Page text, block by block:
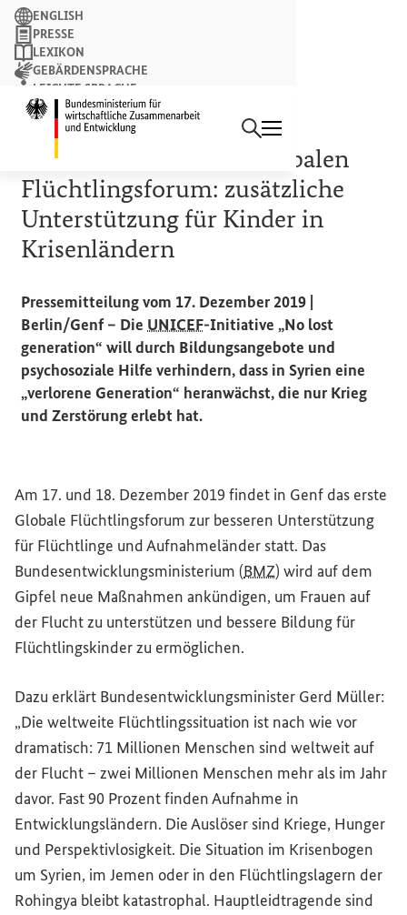
Suchbegriff
Suchen
ENGLISH
PRESSE
LEXIKON
GEBÄRDENSPRACHE
LEICHTE SPRACHE
NEWSLETTER
PERSPEKTIVEN SCHAFFEN
Minister Müller zum Globalen
Flüchtlingsforum: zusätzliche
Unterstützung für Kinder in
Krisenländern
Pressemitteilung vom 17. Dezember 2019 |
Berlin/Genf – Die UNICEF-Initiative „No lost
generation“ will durch Bildungsangebote und
psychosoziale Hilfe verhindern, dass in Syrien eine
„verlorene Generation“ heranwächst, die nur Krieg
und Zerstörung erlebt hat.
Am 17. und 18. Dezember 2019 findet in Genf das erste
Globale Flüchtlingsforum zur besseren Unterstützung
für Flüchtlinge und Aufnahmeländer statt. Das
Bundesentwicklungsministerium (BMZ) wird auf dem
Gipfel neue Maßnahmen ankündigen, um Frauen auf
der Flucht zu unterstützen und bessere Bildung für
Flüchtlingskinder zu ermöglichen.
Dazu erklärt Bundesentwicklungsminister Gerd Müller:
„Die weltweite Flüchtlingssituation ist nach wie vor
dramatisch: 71 Millionen Menschen sind weltweit auf
der Flucht – zwei Millionen Menschen mehr als im Jahr
davor. Fast 90 Prozent finden Aufnahme in
Entwicklungsländern. Die Auslöser sind Kriege, Hunger
und Perspektivlosigkeit. Die Situation im Krisenbogen
um Syrien, im Jemen oder in den Flüchtlingslagern der
Rohingya bleibt katastrophal. Hauptleidtragende sind